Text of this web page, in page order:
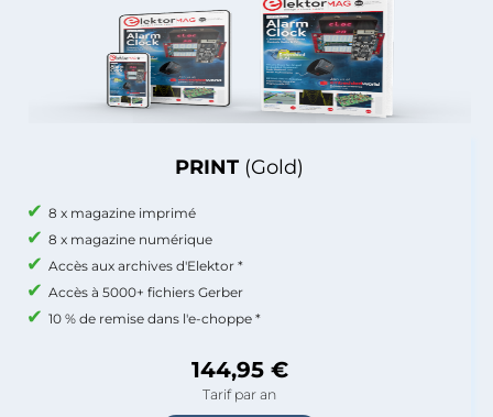
PRINT (Gold)
8 x magazine imprimé
8 x magazine numérique
Accès aux archives d'Elektor *
Accès à 5000+ fichiers Gerber
10 % de remise dans l'e-choppe *
144,95 €
Tarif par an